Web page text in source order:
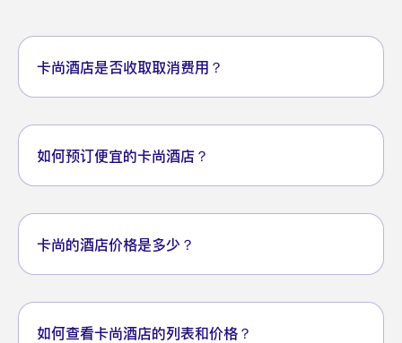
卡尚酒店是否收取取消费用？
如何预订便宜的卡尚酒店？
卡尚的酒店价格是多少？
如何查看卡尚酒店的列表和价格？